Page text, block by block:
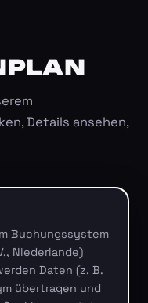
Details ansehen,
Buchungssystem
Niederlande)
Daten (z. B.
übertragen und